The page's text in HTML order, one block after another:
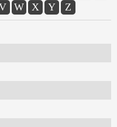
W X Y Z